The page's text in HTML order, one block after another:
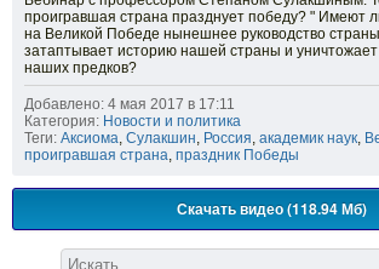
проигравшая страна празднует победу? " Имеют
на Великой Победе нынешнее руководство
затаптывает историю нашей страны и уничтожает
наших предков?
Добавлено: 4 мая 2017 в 17:11
Категория: Новости и политика
Теги: Аксиома, Сулакшин, Россия, академик наук,
проигравшая страна, праздник Победы
Скачать видео (118.94 Мб)